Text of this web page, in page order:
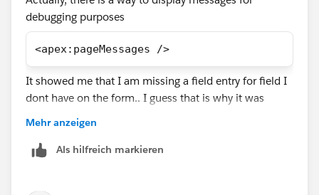
debugging purposes
<apex:pageMessages />
It showed me that I am missing a field entry for field I
dont have on the form.. I guess that is why it was
failing. I will add that field and see, but at least now I
have a way to actually see why it is failing.
Mehr anzeigen
Als hilfreich markieren